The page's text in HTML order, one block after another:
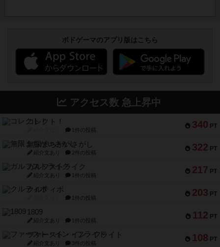
ボドゲーマのアプリ版はこちら
アクセス数 急上昇中
340 PT
コレクト！
1件の投稿
322 PT
無限まちがいさがし
紹介文あり 2件の投稿
217 PT
ガルフストライク
紹介文あり 1件の投稿
203 PT
クルティボ
1件の投稿
112 PT
1809
紹介文あり 1件の投稿
108 PT
ファースト・イン・フライト
紹介文あり 3件の投稿